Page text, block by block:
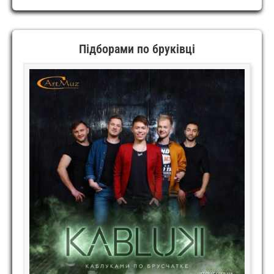
Підборами по бруківці